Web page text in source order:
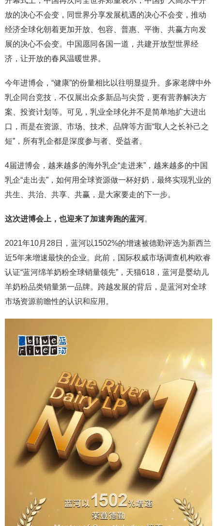
放的决心不会变，同世界分享发展机遇的决心不会变，推动
经济全球化朝着更加开放、包容、普惠、平衡、共赢方向发
展的决心不会变。中国愿同各国一道，共建开放型世界经
济，让开放的春风温暖世界。
今年进博会，“健康”的份量相比以往明显提升。多家老牌中外
乳企同台竞技，不仅展出众多新品与尖货，更有营养解决方
案、投资计划等。可见，乳业全球化并不是简单地扩大进出
口，而是在资源、市场、技术、品牌等方面“取人之长补己之
短”，所有乳企都是深度参与者、受益者。
4届进博会，越来越多的海外乳企“走进来”，越来越多的中国
乳企“走出去”，如何用全球资源做一杯好奶，最终实现乳业的
共生、共治、共享、共赢，是大家要走的下一步。
这次进博会上，也迎来了加速奔跑的蓝河。
2021年10月28日，蓝河以1502%的增速被德勤评选为新西兰
近5年来增速最快的企业。此前，国际权威市场调查机构欧睿
认证“蓝河绵羊奶粉全球销量领先”，天猫618，蓝河是婴幼儿
羊奶粉品类销量第一品牌。跨越发展的背后，是蓝河对全球
市场资源前瞻性的认识和应用。